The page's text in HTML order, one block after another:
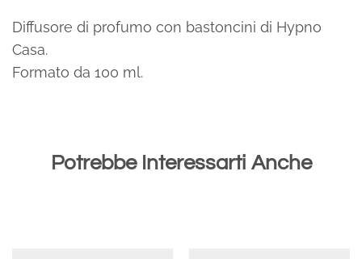
Diffusore di profumo con bastoncini di Hypno
Casa.
Formato da 100 ml.
Potrebbe Interessarti Anche